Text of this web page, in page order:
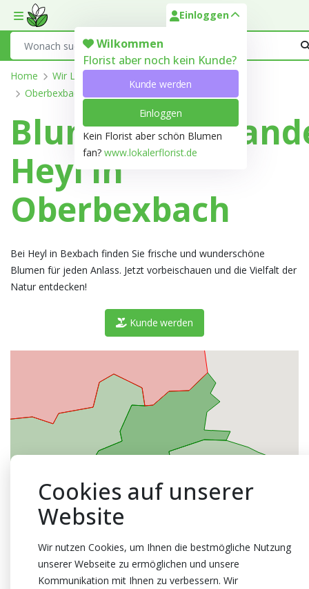
Toggle mobile menu
Einloggen
Wilkommen
Florist aber noch kein Kunde?
Kunde werden
Einloggen
Kein Florist aber schön Blumen
fan? www.lokalerflorist.de
Home Wir Liefern
Oberbexbach
Heyl in
Oberbexbach
Bei Heyl in Bexbach finden Sie frische und wunderschöne
Blumen für jeden Anlass. Jetzt vorbeischauen und die Vielfalt der
Natur entdecken!
Kunde werden
Cookies auf unserer
Website
Wir nutzen Cookies, um Ihnen die bestmögliche Nutzung
unserer Webseite zu ermöglichen und unsere
Kommunikation mit Ihnen zu verbessern. Wir